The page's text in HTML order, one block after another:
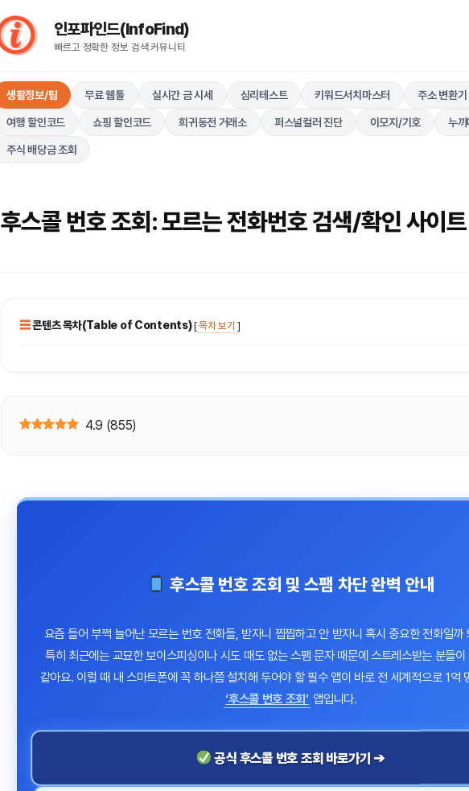
인포파인드(InfoFind)​​​​
빠르고 정확한 정보 검색 커뮤니티
생활정보/팁 무료 웹툴 실시간 금 시세 심리테스트 키워드서치마스터 주소 변환기
여행 할인코드 쇼핑 할인코드 희귀동전 거래소 퍼스널컬러 진단 이모지/기호 누끼
주식 배당금 조회
후스콜 번호 조회: 모르는 전화번호 검색/확인 사이트
콘텐츠 목차(Table of Contents)[목차 보기 ]
4.9 (855)
후스콜 번호 조회 및 스팸 차단 완벽 안내
요즘 들어 부쩍 늘어난 모르는 번호 전화들, 받자니 찝찝하고 안 받자니 혹시 중요한 전화일까
특히 최근에는 교묘한 보이스피싱이나 시도 때도 없는 스팸 문자 때문에 스트레스받는 분들
같아요. 이럴 때 내 스마트폰에 꼭 하나쯤 설치해 두어야 할 필수 앱이 바로 전 세계적으로 1억
‘후스콜 번호 조회’ 앱입니다.
공식 후스콜 번호 조회 바로가기 ➔